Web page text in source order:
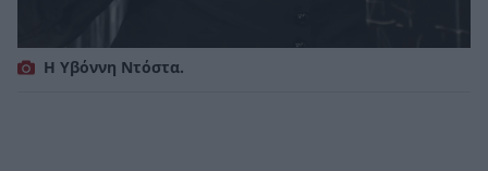
H Yβόννη Ντόστα.